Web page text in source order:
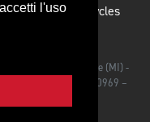
l'uso
Triumph Motorcycles
27/bis 20090 Segrate (MI) -
P.IVA IT 03492990969 –